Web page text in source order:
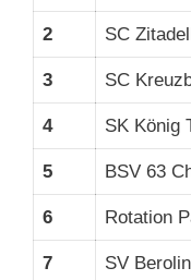
2 SC
3 SC
4 SK König
5 BSV 63
6 Rotation
7 SV